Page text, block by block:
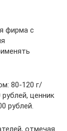
фирма с
80-120 г/
ценник
рублей.
отмечая